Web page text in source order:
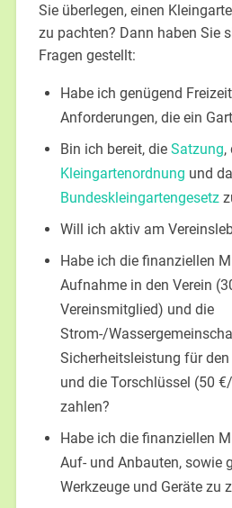
Sie überlegen, einen
zu pachten? Dann haben Sie
Fragen gestellt:
Habe ich genügend
Anforderungen, die ein
Bin ich bereit, die Satzung,
Kleingartenordnung und
Bundeskleingartengesetz
Will ich aktiv am
Habe ich die finanziellen
Aufnahme in den Verein
Vereinsmitglied) und die
Strom-/
Sicherheitsleistung für
und die Torschlüssel (50
zahlen?
Habe ich die finanziellen
Auf- und Anbauten, sowie
Werkzeuge und Geräte zu